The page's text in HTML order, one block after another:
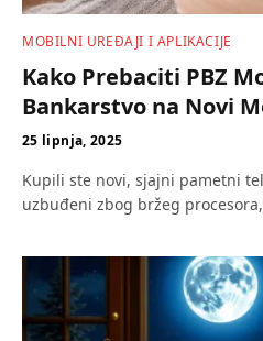
MOBILNI UREĐAJI I APLIKACIJE
Kako Prebaciti PBZ
Bankarstvo na Novi
25 lipnja, 2025
Kupili ste novi, sjajni pametni
uzbuđeni zbog bržeg